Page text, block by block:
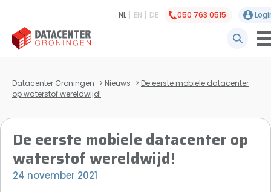
NL EN DE 050 763 0515
Datacenter Groningen > Nieuws > De eerste mobiele datacenter
op waterstof wereldwijd!
De eerste mobiele datacenter op
waterstof wereldwijd!
24 november 2021